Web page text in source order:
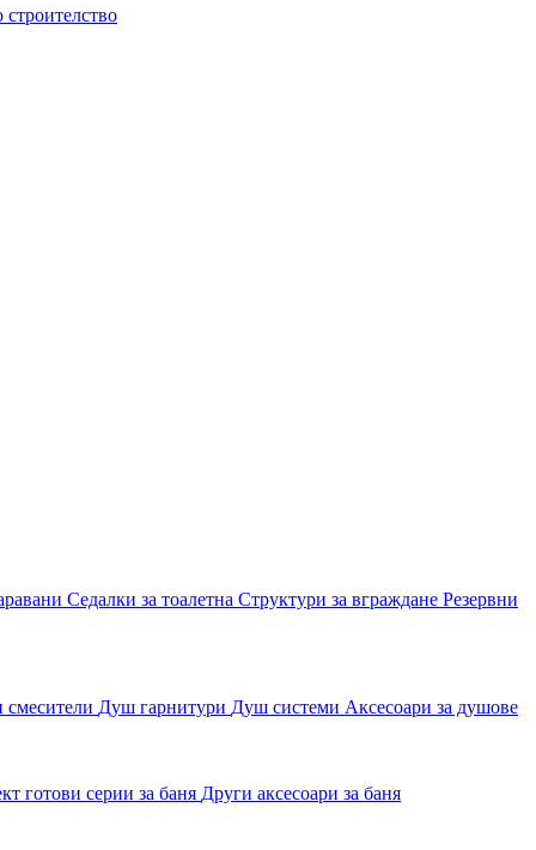
строителство
Седалки за тоалетна Структури за вграждане Резервни
смесители Душ гарнитури Душ системи Аксесоари за душове
готови серии за баня Други аксесоари за баня